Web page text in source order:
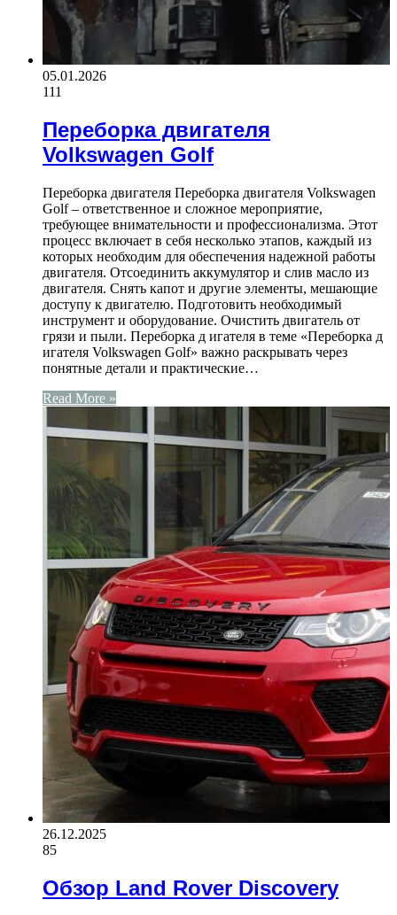
05.01.2026
111
Переборка двигателя
Volkswagen Golf
Переборка двигателя Переборка двигателя Volkswagen
Golf – ответственное и сложное мероприятие,
требующее внимательности и профессионализма. Этот
процесс включает в себя несколько этапов, каждый из
которых необходим для обеспечения надежной работы
двигателя. Отсоединить аккумулятор и слив масло из
двигателя. Снять капот и другие элементы, мешающие
доступу к двигателю. Подготовить необходимый
инструмент и оборудование. Очистить двигатель от
грязи и пыли. Переборка д игателя в теме «Переборка д
игателя Volkswagen Golf» важно раскрывать через
понятные детали и практические…
Read More »
26.12.2025
85
Обзор Land Rover Discovery